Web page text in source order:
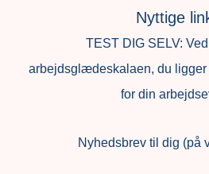
Nyttige
TEST DIG SELV:
arbejdsglædeskalaen, du ligger
for din
Nyhedsbrev til dig (på